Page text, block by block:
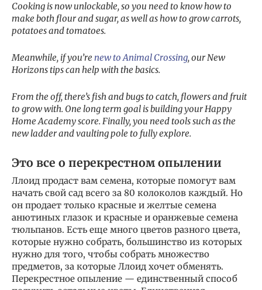
Cooking is now unlockable, so you need to know how to
make both flour and sugar, as well as how to grow carrots,
potatoes and tomatoes.
Meanwhile, if you’re new to Animal Crossing, our New
Horizons tips can help with the basics.
From the off, there’s fish and bugs to catch, flowers and fruit
to grow with. One long term goal is building your Happy
Home Academy score. Finally, you need tools such as the
new ladder and vaulting pole to fully explore.
Это все о перекрестном опылении
Ллоид продаст вам семена, которые помогут вам
начать свой сад всего за 80 колоколов каждый. Но
он продает только красные и желтые семена
анютиных глазок и красные и оранжевые семена
тюльпанов. Есть еще много цветов разного цвета,
которые нужно собрать, большинство из которых
нужно для того, чтобы собрать множество
предметов, за которые Ллоид хочет обменять.
Перекрестное опыление — единственный способ